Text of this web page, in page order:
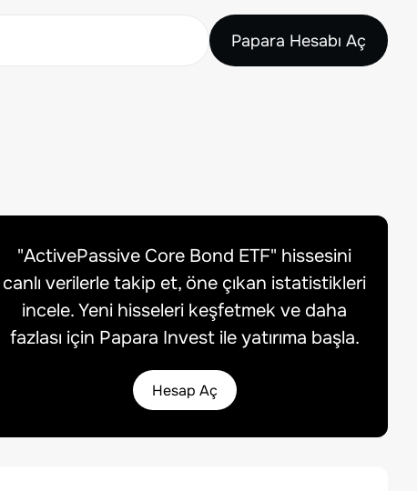
Papara Hesabı Aç
"ActivePassive Core Bond ETF" hissesini
canlı verilerle takip et, öne çıkan istatistikleri
incele. Yeni hisseleri keşfetmek ve daha
fazlası için Papara Invest ile yatırıma başla.
Hesap Aç